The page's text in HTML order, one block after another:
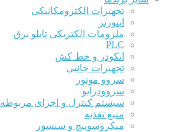
تجهیزات الکترومکانیکی
اینورتر
ملزومات الکتریکی تابلو برق
PLC
انکودر و خط کش
تجهیزات جانبی
سروو موتور
سروودرایو
سیستم کنترل و اجزای مربوطه
منبع تغذیه
میکروسوییچ و سنسور